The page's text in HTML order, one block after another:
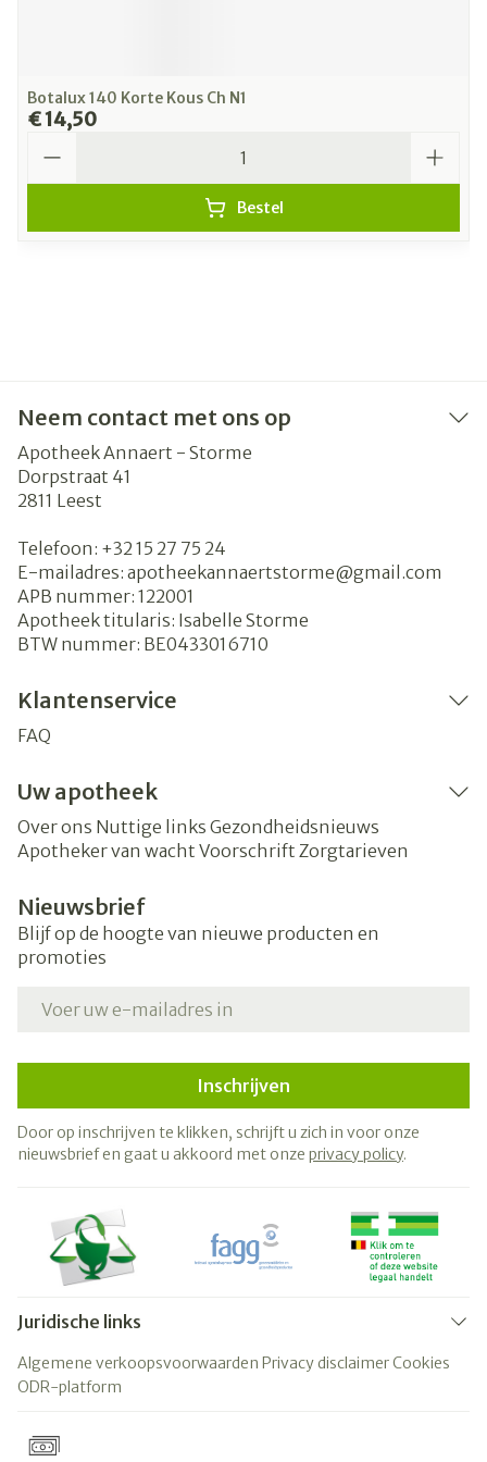
Botalux 140 Korte Kous Ch N1
€ 14,50
Bestel
Neem contact met ons op
Apotheek Annaert - Storme
Dorpstraat 41
2811 Leest
Telefoon: +32 15 27 75 24
E-mailadres: apotheekannaertstorme@gmail.com
APB nummer: 122001
Apotheek titularis: Isabelle Storme
BTW nummer: BE0433016710
Klantenservice
FAQ
Uw apotheek
Over ons Nuttige links Gezondheidsnieuws
Apotheker van wacht Voorschrift Zorgtarieven
Nieuwsbrief
Blijf op de hoogte van nieuwe producten en
promoties
Inschrijven
Door op inschrijven te klikken, schrijft u zich in voor onze
nieuwsbrief en gaat u akkoord met onze privacy policy.
Juridische links
Algemene verkoopsvoorwaarden Privacy disclaimerCookies
ODR-platform